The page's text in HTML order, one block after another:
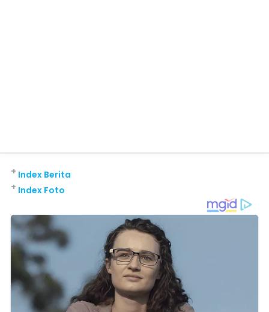
Index Berita
+
Index Foto
+